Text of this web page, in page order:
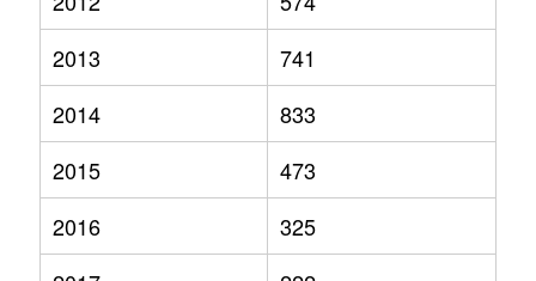
2013
741
2014
833
2015
473
2016
325